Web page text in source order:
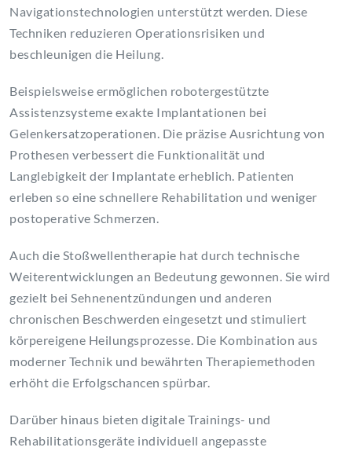
Navigationstechnologien unterstützt werden. Diese
Techniken reduzieren Operationsrisiken und
beschleunigen die Heilung.
Beispielsweise ermöglichen robotergestützte
Assistenzsysteme exakte Implantationen bei
Gelenkersatzoperationen. Die präzise Ausrichtung von
Prothesen verbessert die Funktionalität und
Langlebigkeit der Implantate erheblich. Patienten
erleben so eine schnellere Rehabilitation und weniger
postoperative Schmerzen.
Auch die Stoßwellentherapie hat durch technische
Weiterentwicklungen an Bedeutung gewonnen. Sie wird
gezielt bei Sehnenentzündungen und anderen
chronischen Beschwerden eingesetzt und stimuliert
körpereigene Heilungsprozesse. Die Kombination aus
moderner Technik und bewährten Therapiemethoden
erhöht die Erfolgschancen spürbar.
Darüber hinaus bieten digitale Trainings- und
Rehabilitationsgeräte individuell angepasste